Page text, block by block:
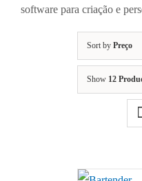
software para criação e
Sort by Preço
Show 12